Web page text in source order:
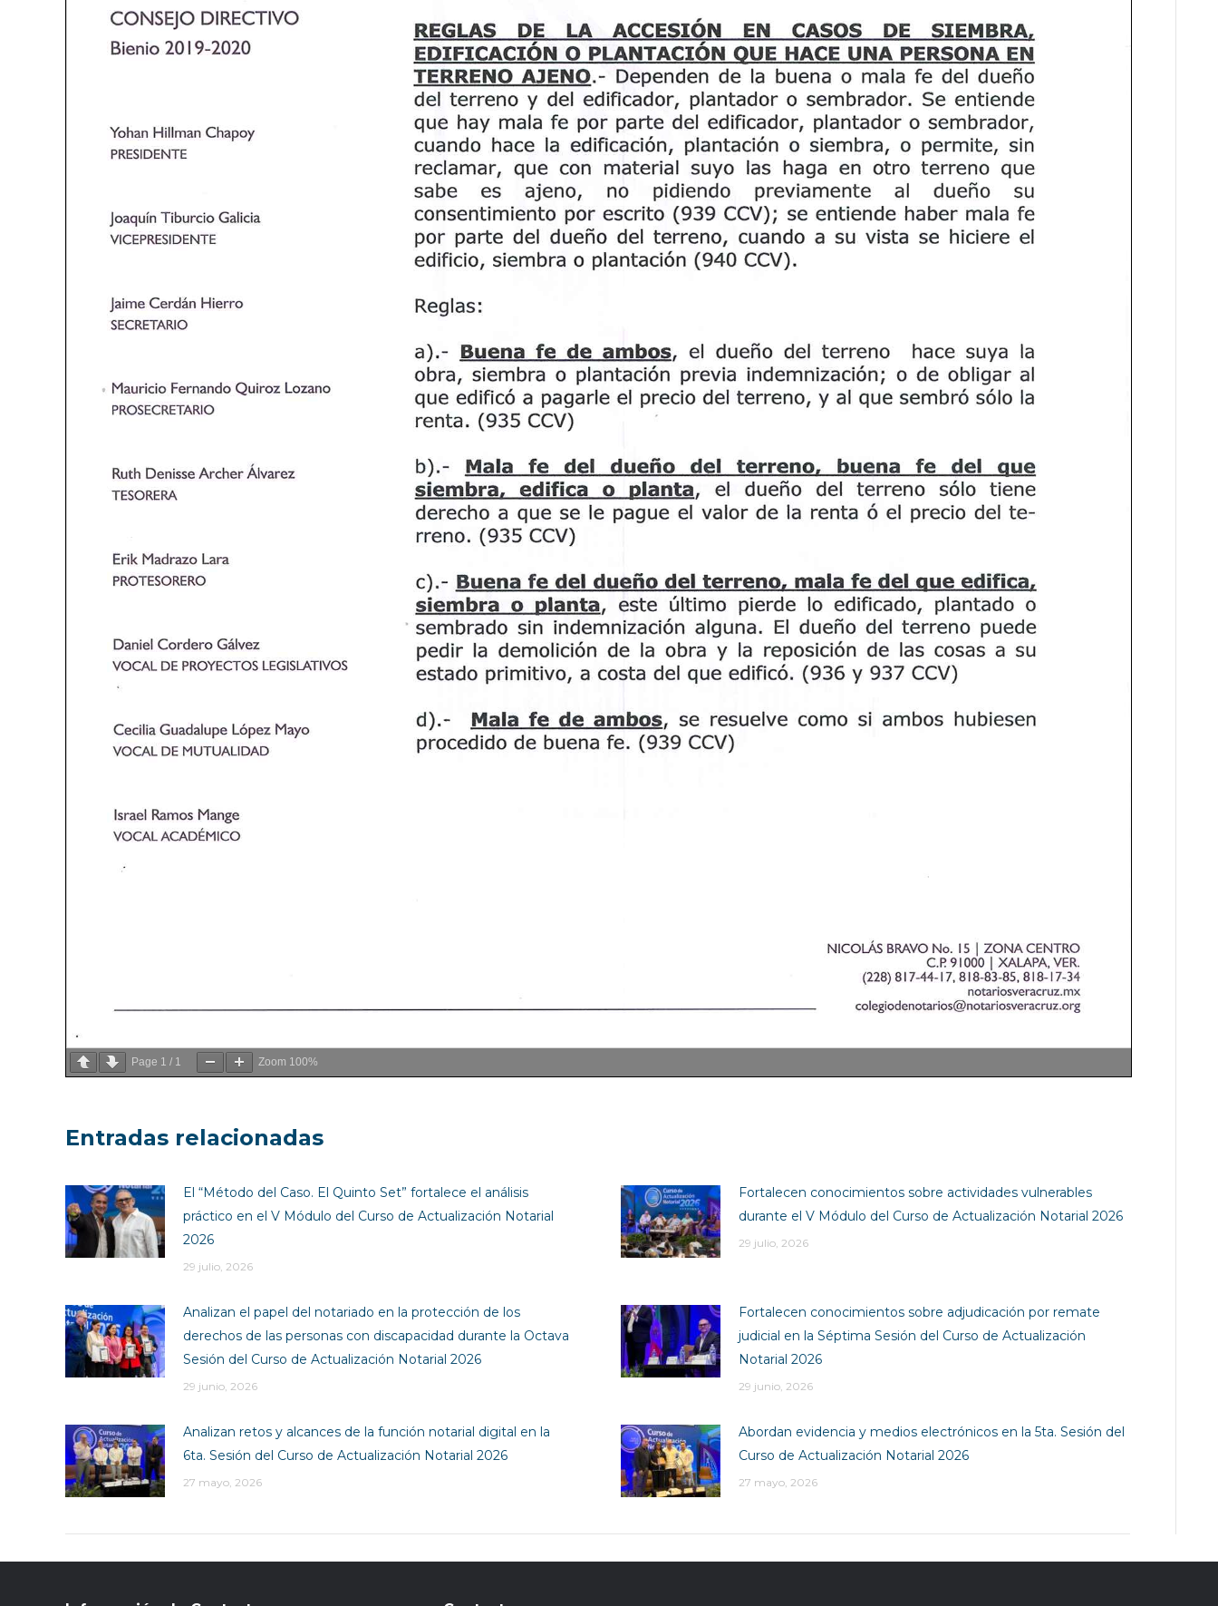
Page 1 / 1 Zoom 100%
Entradas relacionadas
El “Método del Caso. El Quinto Set” fortalece el análisis
práctico en el V Módulo del Curso de Actualización Notarial
2026
29 julio, 2026
Fortalecen conocimientos sobre actividades vulnerables
durante el V Módulo del Curso de Actualización Notarial 2026
29 julio, 2026
Analizan el papel del notariado en la protección de los
derechos de las personas con discapacidad durante la Octava
Sesión del Curso de Actualización Notarial 2026
29 junio, 2026
Fortalecen conocimientos sobre adjudicación por remate
judicial en la Séptima Sesión del Curso de Actualización
Notarial 2026
29 junio, 2026
Analizan retos y alcances de la función notarial digital en la
6ta. Sesión del Curso de Actualización Notarial 2026
27 mayo, 2026
Abordan evidencia y medios electrónicos en la 5ta. Sesión del
Curso de Actualización Notarial 2026
27 mayo, 2026